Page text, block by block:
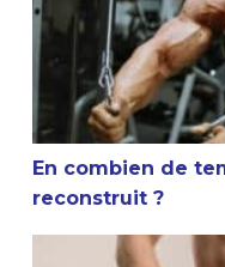
En combien de
reconstruit ?
La masturbation et